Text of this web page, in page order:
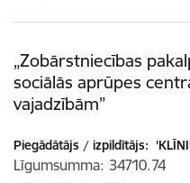
„Zobārstniecības
sociālās aprūpes
vajadzībām”
Piegādātājs / izpildītājs:
Līgumsumma 34710.74